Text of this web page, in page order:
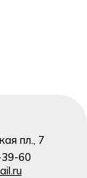
пл., 7
60